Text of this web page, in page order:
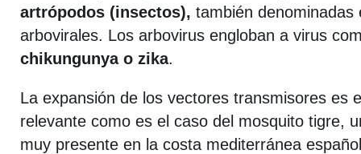
artrópodos (insectos), también denominadas
arbovirales. Los arbovirus engloban a virus
chikungunya o zika.
La expansión de los vectores transmisores es
relevante como es el caso del mosquito tigre,
muy presente en la costa mediterránea